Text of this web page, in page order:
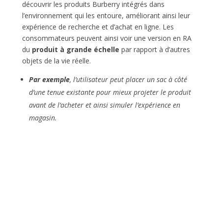
découvrir les produits Burberry intégrés dans
l’environnement qui les entoure, améliorant ainsi leur
expérience de recherche et d’achat en ligne. Les
consommateurs peuvent ainsi voir une version en RA
du produit à grande échelle par rapport à d’autres
objets de la vie réelle.
Par exemple, l’utilisateur peut placer un sac à côté
d’une tenue existante pour mieux projeter le produit
avant de l’acheter et ainsi simuler l’expérience en
magasin.